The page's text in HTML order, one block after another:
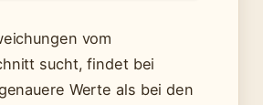
vom
sucht, findet bei
Werte als bei den